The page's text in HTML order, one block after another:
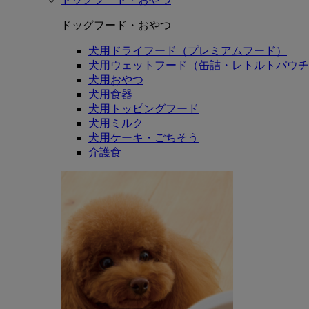
ドッグフード・おやつ
犬用ドライフード（プレミアムフード）
犬用ウェットフード（缶詰・レトルトパウ
犬用おやつ
犬用食器
犬用トッピングフード
犬用ミルク
犬用ケーキ・ごちそう
介護食